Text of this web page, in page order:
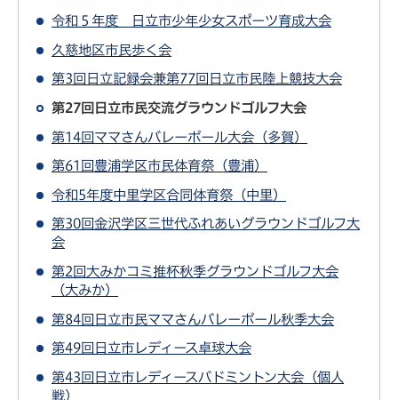
令和５年度 日立市少年少女スポーツ育成大会
久慈地区市民歩く会
第3回日立記録会兼第77回日立市民陸上競技大会
第27回日立市民交流グラウンドゴルフ大会
第14回ママさんバレーボール大会（多賀）
第61回豊浦学区市民体育祭（豊浦）
令和5年度中里学区合同体育祭（中里）
第30回金沢学区三世代ふれあいグラウンドゴルフ大
会
第2回大みかコミ推杯秋季グラウンドゴルフ大会
（大みか）
第84回日立市民ママさんバレーボール秋季大会
第49回日立市レディース卓球大会
第43回日立市レディースバドミントン大会（個人
戦）